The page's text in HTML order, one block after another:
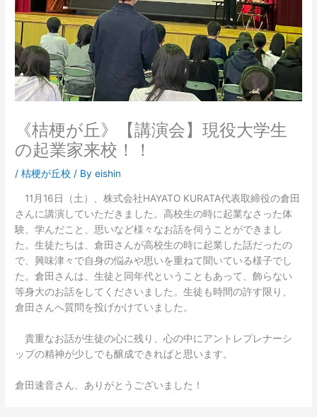
《桔梗が丘》【講演会】現役大学生
の起業家来校！！
/桔梗が丘校 / Byeishin
11月16日（土）、株式会社HAYATO KURATA代表取締役の倉田
さんに講演していただきました。高校生の時に起業なさった体
験、学んだこと、思いなど様々なお話を伺うことができまし
た。生徒たちは、倉田さんが高校生の時に起業した話だったの
で、興味津々で自身の悩みや思いを重ねて聞いている様子でし
た。倉田さんは、生徒と同年代ということもあって、飾らない
等身大のお話をしてくださいました。生徒も時間の許す限り、
倉田さんへ質問を投げかけていました。
貴重なお話が生徒の心に残り、心の中にアントレプレナーシ
ップの精神が少しでも醸成できればと思います。
倉田速音さん、ありがとうございました！